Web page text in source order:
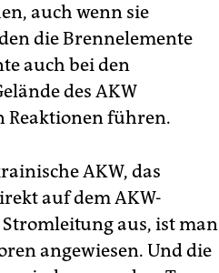
auch wenn sie
die Brennelemente
auch bei den
des AKW
Reaktionen führen.
AKW, das
auf dem AKW-
aus, ist man
angewiesen. Und die